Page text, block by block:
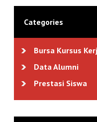
Categories
Bursa Kursus
Data Alumni
Prestasi Siswa